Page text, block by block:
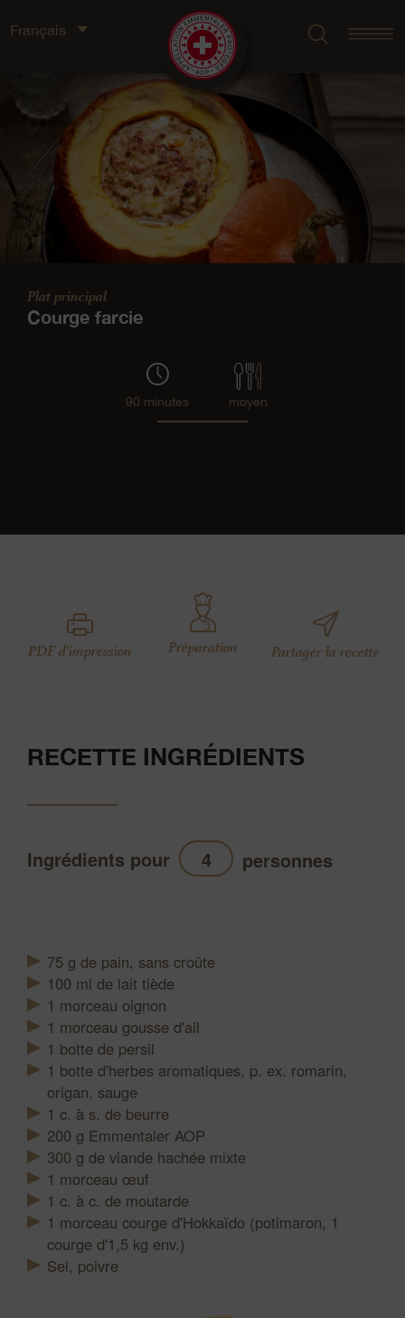
Français
Plat principal
Courge farcie
90 minutes moyen
PDF d'impression Préparation Partager la recette
RECETTE INGRÉDIENTS
Ingrédients pour personnes
75 g de pain, sans croûte
100 ml de lait tiède
1 morceau oignon
1 morceau gousse d'ail
1 botte de persil
1 botte d'herbes aromatiques, p. ex. romarin,
origan, sauge
1 c. à s. de beurre
200 g Emmentaler AOP
300 g de viande hachée mixte
1 morceau œuf
1 c. à c. de moutarde
1 morceau courge d'Hokkaïdo (potimaron, 1
courge d'1,5 kg env.)
Sel, poivre